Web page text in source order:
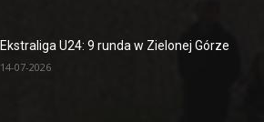
Ekstraliga U24: 9 runda w Zielonej Górze
14-07-2026